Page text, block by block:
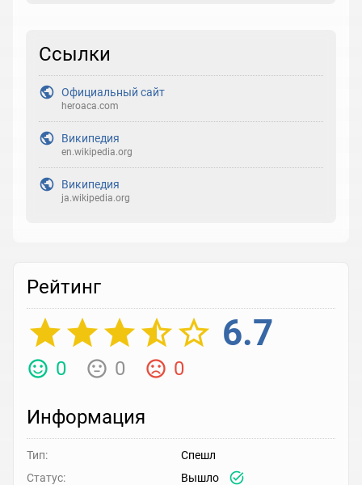
Ссылки
Официальный сайт
heroaca.com
Википедия
en.wikipedia.org
Википедия
ja.wikipedia.org
Рейтинг
6.7
0 0 0
Информация
Тип:
Спешл
Статус:
Вышло